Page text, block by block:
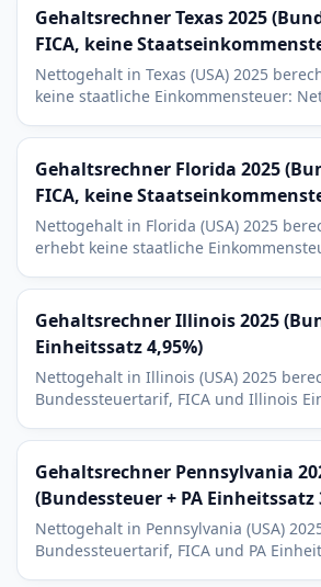
Gehaltsrechner Texas 2025
FICA, keine
Nettogehalt in Texas (USA) 2025
keine staatliche Einkommensteuer:
Abzuegen.
Gehaltsrechner Florida 2025
FICA, keine
Nettogehalt in Florida (USA) 2025
erhebt keine staatliche
HSA-Abzuegen.
Gehaltsrechner Illinois 2025
Einheitssatz 4,95%)
Nettogehalt in Illinois (USA) 2025
Bundessteuertarif, FICA und Illinois
Gehaltsrechner Pennsylvania
(Bundessteuer + PA Einheitssatz
Nettogehalt in Pennsylvania (USA)
Bundessteuertarif, FICA und PA